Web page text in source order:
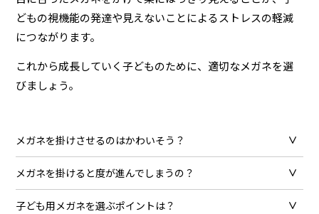
どもの視機能の発達や見えないことによるストレスの軽減
につながります。
これから成長していく子どものために、適切なメガネを選
びましょう。
メガネを掛けさせるのはかわいそう？
メガネを掛けると度が進んでしまうの？
子ども用メガネを選ぶポイントは？